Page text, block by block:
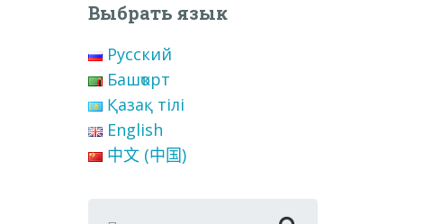
Выбрать язык
Русский
Башҡорт
Қазақ тілі
English
中文 (中国)